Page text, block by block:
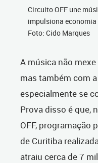
Circuito OFF une
impulsiona
Foto: Cido Marques
A música não
mas também com
especialmente se
Prova disso é que,
OFF, programação
de Curitiba
atraiu cerca de 7